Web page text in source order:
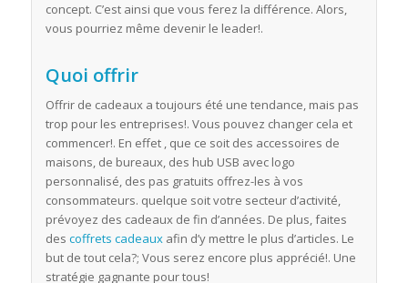
concept. C’est ainsi que vous ferez la différence. Alors,
vous pourriez même devenir le leader!.
Quoi offrir
Offrir de cadeaux a toujours été une tendance, mais pas
trop pour les entreprises!. Vous pouvez changer cela et
commencer!. En effet , que ce soit des accessoires de
maisons, de bureaux, des hub USB avec logo
personnalisé, des pas gratuits offrez-les à vos
consommateurs. quelque soit votre secteur d’activité,
prévoyez des cadeaux de fin d’années. De plus, faites
des coffrets cadeauxafin d’y mettre le plus d’articles. Le
but de tout cela?; Vous serez encore plus apprécié!. Une
stratégie gagnante pour tous!